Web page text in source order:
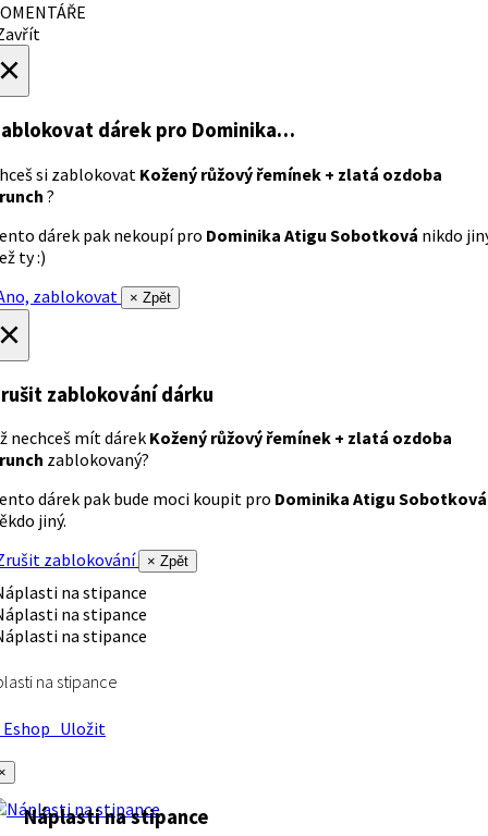
dárek pro Dominika…
si zablokovat Kožený růžový řemínek + zlatá ozdoba
?
dárek pak nekoupí pro Dominika Atigu Sobotková nikdo
ty :)
zablokovat
× Zpět
zablokování dárku
nechceš mít dárek Kožený růžový řemínek + zlatá ozdoba
zablokovaný?
dárek pak bude moci koupit pro Dominika Atigu Sobotková
jiný.
zablokování
× Zpět
na stipance
Uložit
Náplasti na stipance